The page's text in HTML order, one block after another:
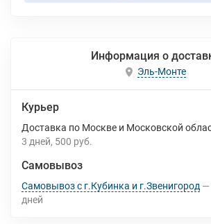
Информация о
Эль-Монте
Курьер
Доставка по Москве и Московской
3 дней 500 руб.
Самовывоз
Самовывоз с г.Кубинка и г.Звенигород
дней